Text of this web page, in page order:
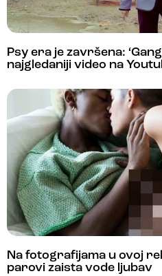
Psy era je završena:
najgledaniji video na
Na fotografijama u ovoj
parovi zaista vode ljubav